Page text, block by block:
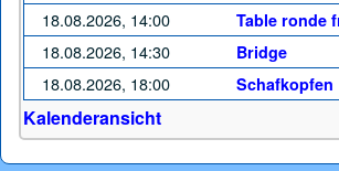
18.08.2026, 14:00 Table ronde
18.08.2026, 14:30 Bridge
18.08.2026, 18:00 Schafkopfen
Kalenderansicht